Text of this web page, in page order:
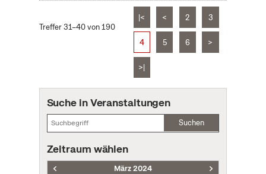
Treffer 31–40 von 190
|< < 2 3
4 5 6 >
>|
Suche in Veranstaltungen
Suchen
Zeitraum wählen
März 2024